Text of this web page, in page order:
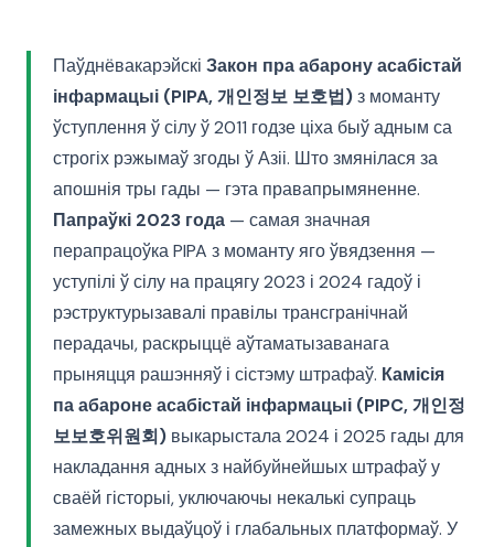
Паўднёвакарэйскі Закон пра абарону асабістай
інфармацыі (PIPA, 개인정보 보호법)з моманту
ўступлення ў сілу ў 2011 годзе ціха быў адным са
строгіх рэжымаў згоды ў Азіі. Што змянілася за
апошнія тры гады — гэта правапрымяненне.
Папраўкі 2023 года — самая значная
перапрацоўка PIPA з моманту яго ўвядзення —
уступілі ў сілу на працягу 2023 і 2024 гадоў і
рэструктурызавалі правілы трансгранічнай
перадачы, раскрыццё аўтаматызаванага
прыняцця рашэнняў і сістэму штрафаў. Камісія
па абароне асабістай інфармацыі (PIPC, 개인정
보보호위원회) выкарыстала 2024 і 2025 гады для
накладання адных з найбуйнейшых штрафаў у
сваёй гісторыі, уключаючы некалькі супраць
замежных выдаўцоў і глабальных платформаў. У